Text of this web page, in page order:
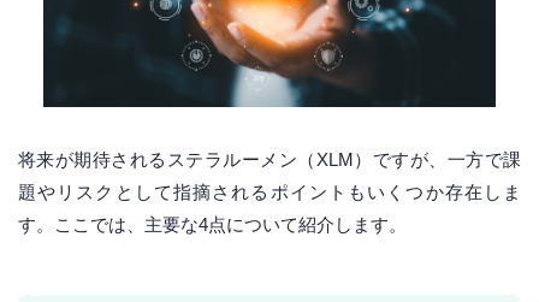
将来が期待されるステラルーメン（XLM）ですが、一方で課
題やリスクとして指摘されるポイントもいくつか存在しま
す。ここでは、主要な4点について紹介します。